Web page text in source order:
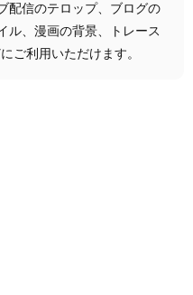
配信のテロップ、ブログの
ル、漫画の背景、トレース
ご利用いただけます。